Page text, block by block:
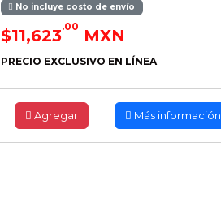
No incluye costo de envío
$11,623.00 MXN
PRECIO EXCLUSIVO EN LÍNEA
Agregar Más información